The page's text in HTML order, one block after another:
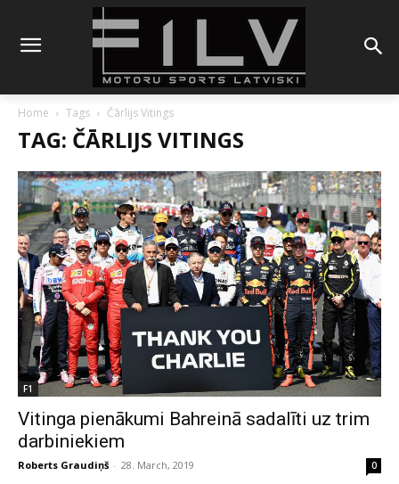
Home Tags Čārlijs Vitings
TAG: ČĀRLIJS VITINGS
F1
Vitinga pienākumi Bahreinā sadalīti uz trim
darbiniekiem
Roberts Graudiņš - 28. March, 2019 0